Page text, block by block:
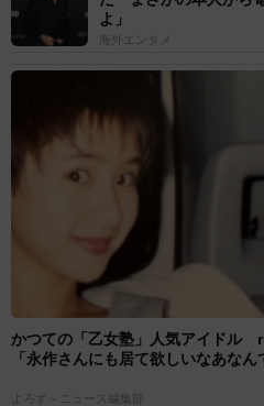
よ」
海外エンタメ
かつての「乙女塾」人気アイドル
「永作さんにも居て欲しいなあなん
よろず～ニュース編集部